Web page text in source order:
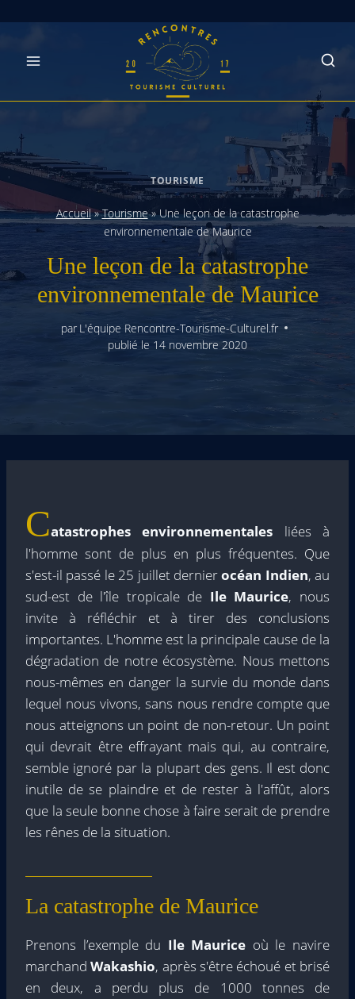
TOURISME
Accueil»Tourisme»Une leçon de la catastrophe
environnementale de Maurice
Une leçon de la catastrophe
environnementale de Maurice
par L'équipe Rencontre-Tourisme-Culturel.fr
publié le 14 novembre 2020
Catastrophes environnementales liées à
l'homme sont de plus en plus fréquentes. Que
s'est-il passé le 25 juillet dernierocéan Indien, au
sud-est de l'île tropicale de Ile Maurice, nous
invite à réfléchir et à tirer des conclusions
importantes. L'homme est la principale cause de la
dégradation de notre écosystème. Nous mettons
nous-mêmes en danger la survie du monde dans
lequel nous vivons, sans nous rendre compte que
nous atteignons un point de non-retour. Un point
qui devrait être effrayant mais qui, au contraire,
semble ignoré par la plupart des gens. Il est donc
inutile de se plaindre et de rester à l'affût, alors
que la seule bonne chose à faire serait de prendre
les rênes de la situation.
La catastrophe de Maurice
Prenons l’exemple du Ile Maurice où le navire
marchandWakashio, après s'être échoué et brisé
en deux, a perdu plus de 1000 tonnes de